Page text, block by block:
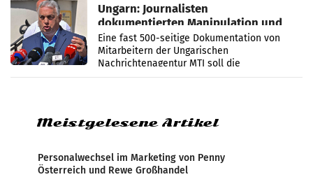
Ungarn: Journalisten
dokumentierten Manipulation und
Zensur
Eine fast 500-seitige Dokumentation von
Mitarbeitern der Ungarischen
Nachrichtenagentur MTI soll die
systematische Nachrichten-Manipulation und
Meistgelesene Artikel
Personalwechsel im Marketing von Penny
Österreich und Rewe Großhandel